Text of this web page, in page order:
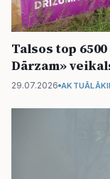
Talsos top
Dārzam»
29.07.2026